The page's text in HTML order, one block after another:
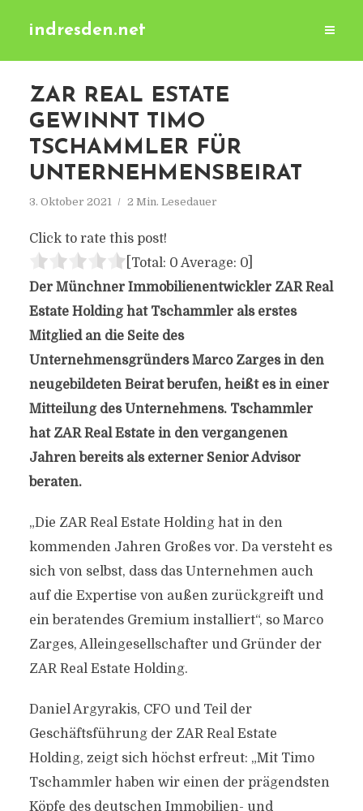
indresden.net
ZAR REAL ESTATE
GEWINNT TIMO
TSCHAMMLER FÜR
UNTERNEHMENSBEIRAT
3. Oktober 2021 2 Min. Lesedauer
Click to rate this post!
[Total: 0 Average: 0]
Der Münchner Immobilienentwickler ZAR Real
Estate Holding hat Tschammler als erstes
Mitglied an die Seite des
Unternehmensgründers Marco Zarges in den
neugebildeten Beirat berufen, heißt es in einer
Mitteilung des Unternehmens. Tschammler
hat ZAR Real Estate in den vergangenen
Jahren bereits als externer Senior Advisor
beraten.
„Die ZAR Real Estate Holding hat in den
kommenden Jahren Großes vor. Da versteht es
sich von selbst, dass das Unternehmen auch
auf die Expertise von außen zurückgreift und
ein beratendes Gremium installiert“, so Marco
Zarges, Alleingesellschafter und Gründer der
ZAR Real Estate Holding.
Daniel Argyrakis, CFO und Teil der
Geschäftsführung der ZAR Real Estate
Holding, zeigt sich höchst erfreut: „Mit Timo
Tschammler haben wir einen der prägendsten
Köpfe des deutschen Immobilien- und